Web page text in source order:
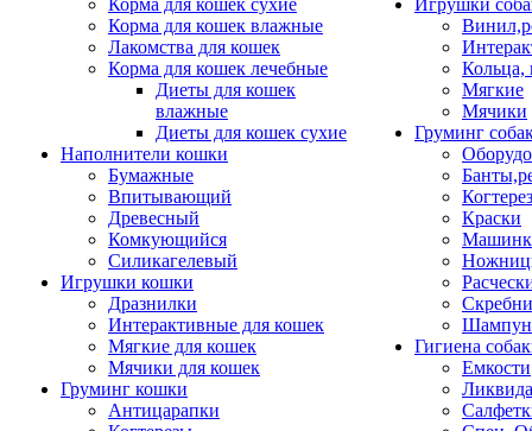
Корма для кошек сухие
Корма для кошек влажные
Лакомства для кошек
Корма для кошек лечебные
Диеты для кошек
влажные
Диеты для кошек сухие
Наполнители кошки
Бумажные
Впитывающий
Древесный
Комкующийся
Силикагелевый
Игрушки кошки
Дразнилки
Интерактивные для кошек
Мягкие для кошек
Мячики для кошек
Груминг кошки
Антицарапки
Игрушки
Кольца,
Мягкие
Мячики
Груминг
Краски
Гигиена
Емкости